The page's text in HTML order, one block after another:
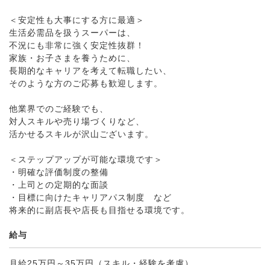
＜安定性も大事にする方に最適＞
生活必需品を扱うスーパーは、
不況にも非常に強く安定性抜群！
家族・お子さまを養うために、
長期的なキャリアを考えて転職したい、
そのような方のご応募も歓迎します。
他業界でのご経験でも、
対人スキルや売り場づくりなど、
活かせるスキルが沢山ございます。
＜ステップアップが可能な環境です＞
・明確な評価制度の整備
・上司との定期的な面談
・目標に向けたキャリアパス制度 など
将来的に副店長や店長も目指せる環境です。
給与